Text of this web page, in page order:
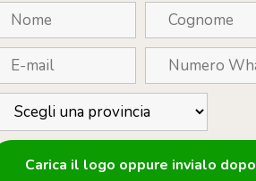
Carica il logo oppure invialo dopo